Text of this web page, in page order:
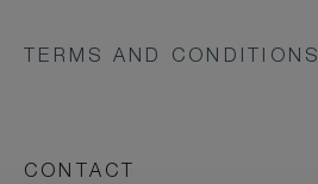
TERMS AND CONDITIONS
CONTACT